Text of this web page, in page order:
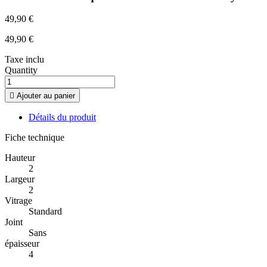
49,90 €
49,90 €
Taxe inclu
Quantity
 Ajouter au panier
Détails du produit
Fiche technique
Hauteur
2
Largeur
2
Vitrage
Standard
Joint
Sans
épaisseur
4